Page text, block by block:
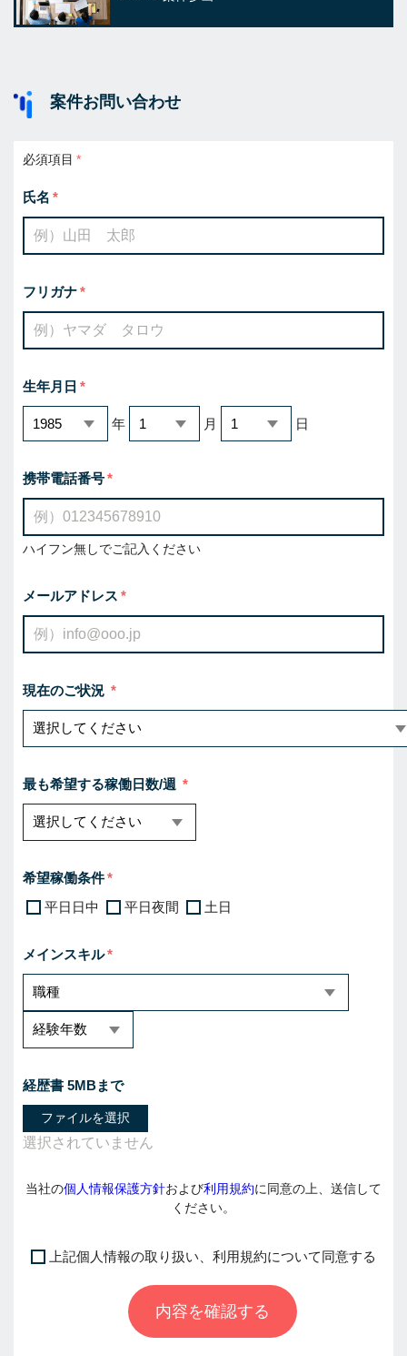
案件お問い合わせ
必須項目
氏名
フリガナ
生年月日
年 月 日
携帯電話番号
ハイフン無しでご記入ください
メールアドレス
現在のご状況
最も希望する稼働日数/週
希望稼働条件
平日日中
平日夜間 土日
メインスキル
経歴書 5MBまで
ファイルを選択
当社の個人情報保護方針および利用規約に同意の上、送信して
ください。
上記個人情報の取り扱い、利用規約について同意する
内容を確認する